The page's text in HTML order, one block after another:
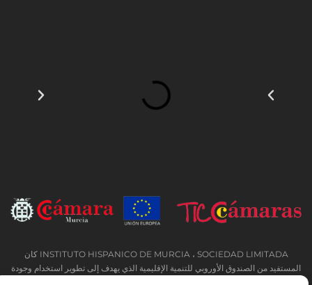
INSTITUTO HISPANICO DE MURCIA ، SOCIEDAD LIMITADA كان
المستفيد من الصندوق الأوروبي للتنمية الإقليمية الذي يهدف إلى تطوير استخدام وجودة